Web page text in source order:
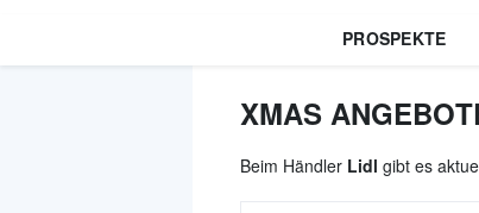
PROSPEKTE
XMAS
Beim Händler Lidl gibt es